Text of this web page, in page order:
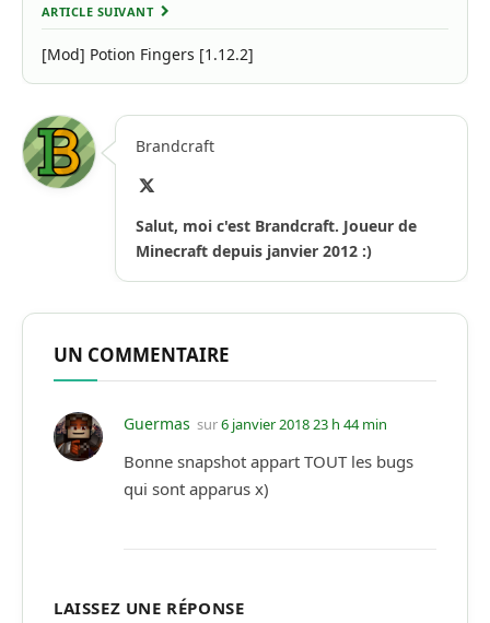
ARTICLE SUIVANT
[Mod] Potion Fingers [1.12.2]
Brandcraft
Salut, moi c'est Brandcraft. Joueur de
Minecraft depuis janvier 2012 :)
UN COMMENTAIRE
Guermas sur6 janvier 2018 23 h 44 min
Bonne snapshot appart TOUT les bugs
qui sont apparus x)
LAISSEZ UNE RÉPONSE